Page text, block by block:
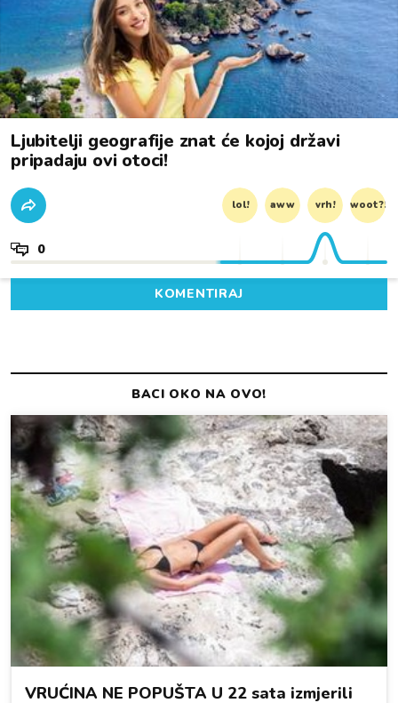
Ljubitelji geografije znat će kojoj državi
pripadaju ovi otoci!
lol! aww vrh! woot?!
0
KOMENTIRAJ